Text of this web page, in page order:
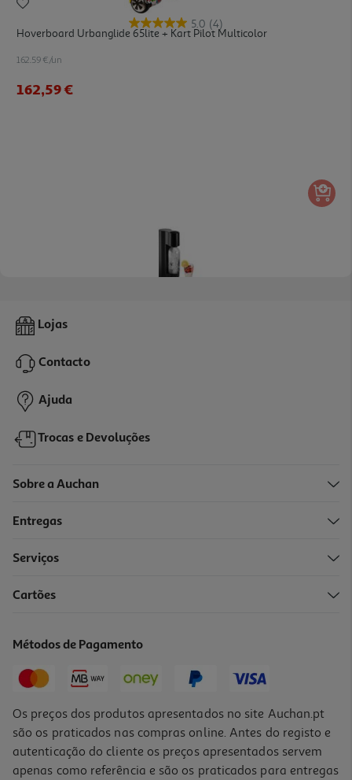
5.0 (4)
Hoverboard Urbanglide 65lite + Kart Pilot Multicolor
162.59 €/un
162,59 €
Máquina De Gaseficação Qilive Q.5105
39,99 €
Lojas
Contacto
Ajuda
Trocas e Devoluções
Sobre a Auchan
Entregas
Serviços
Cartões
Métodos de Pagamento
Os preços dos produtos apresentados no site Auchan.pt
são os praticados nas compras online. Antes do registo e
autenticação do cliente os preços apresentados servem
apenas como referência e são os praticados para entregas